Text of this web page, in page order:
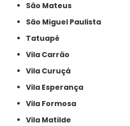
São Mateus
São Miguel Paulista
Tatuapé
Vila Carrão
Vila Curuçá
Vila Esperança
Vila Formosa
Vila Matilde